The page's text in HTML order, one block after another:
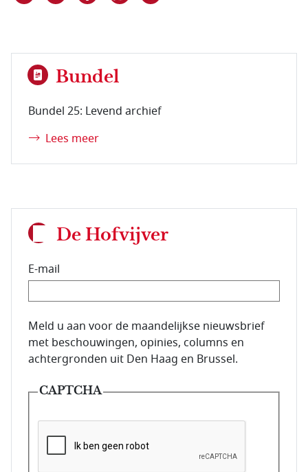
Bundel
Bundel 25: Levend archief
Lees meer
De Hofvijver
E-mail
E-mailadres van de abonnee.
Meld u aan voor de maandelijkse nieuwsbrief
met beschouwingen, opinies, columns en
achtergronden uit Den Haag en Brussel.
CAPTCHA